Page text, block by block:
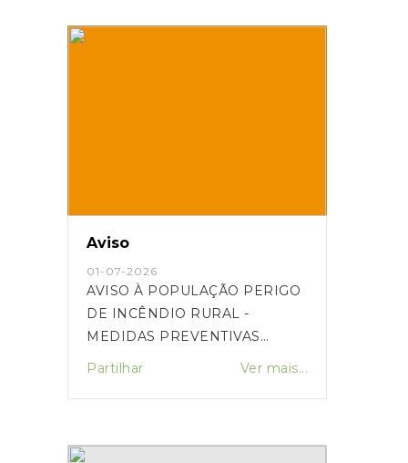
Aviso
01-07-2026
AVISO À POPULAÇÃO PERIGO
DE INCÊNDIO RURAL -
MEDIDAS PREVENTIVAS
Partilhar Ver mais...